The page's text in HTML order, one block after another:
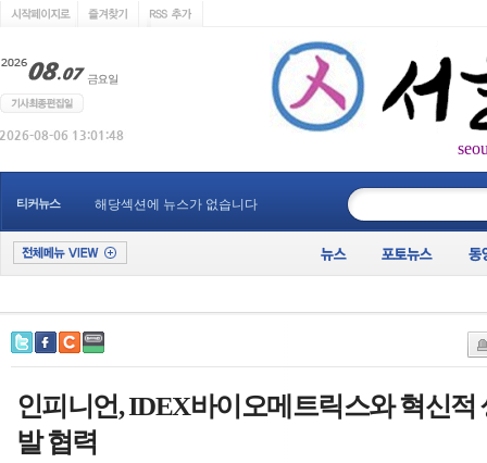
티커뉴스 해당섹션에 뉴스가 없습니다
인피니언, IDEX바이오메트릭스와 혁신적
발 협력